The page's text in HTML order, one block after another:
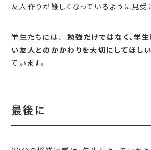
友人作りが難しくなっているように見受
学生たちには、「勉強だけではなく、学
い友人とのかかわりを大切にしてほしい
ています。
最後に